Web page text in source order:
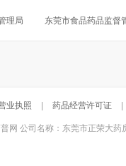
理局 东莞市食品药品监督
业执照 药品经营许可证
网 公司名称：东莞市正荣大药